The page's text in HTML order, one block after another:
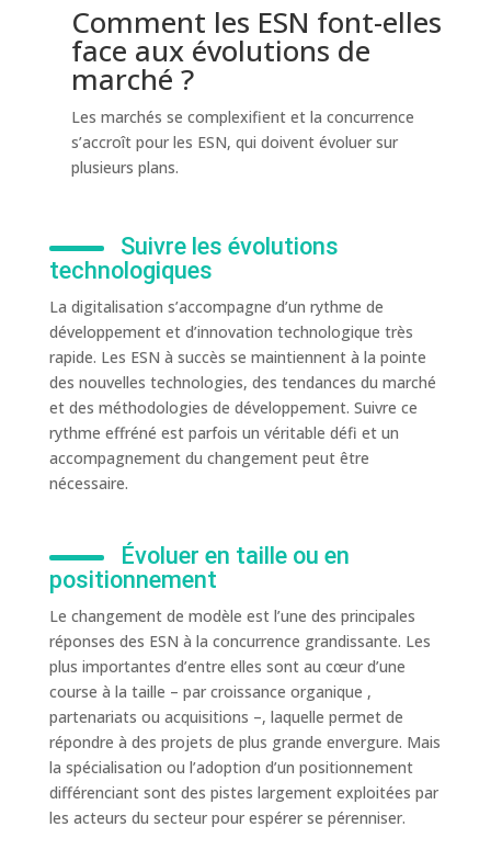
Comment les ESN font-elles
face aux évolutions de
marché ?
Les marchés se complexifient et la concurrence
s’accroît pour les ESN, qui doivent évoluer sur
plusieurs plans.
Suivre les évolutions
technologiques
La digitalisation s’accompagne d’un rythme de
développement et d’innovation technologique très
rapide. Les ESN à succès se maintiennent à la pointe
des nouvelles technologies, des tendances du marché
et des méthodologies de développement. Suivre ce
rythme effréné est parfois un véritable défi et un
accompagnement du changement peut être
nécessaire.
Évoluer en taille ou en
positionnement
Le changement de modèle est l’une des principales
réponses des ESN à la concurrence grandissante. Les
plus importantes d’entre elles sont au cœur d’une
course à la taille – par croissance organique ,
partenariats ou acquisitions –, laquelle permet de
répondre à des projets de plus grande envergure. Mais
la spécialisation ou l’adoption d’un positionnement
différenciant sont des pistes largement exploitées par
les acteurs du secteur pour espérer se pérenniser.